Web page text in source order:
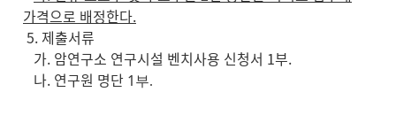
가격으로 배정한다.
5. 제출서류
가. 암연구소 연구시설 벤치사용 신청서 1부.
나. 연구원 명단 1 부.